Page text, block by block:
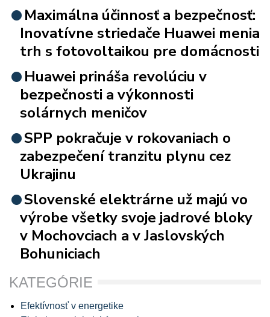
Maximálna účinnosť a bezpečnosť:
Inovatívne striedače Huawei menia
trh s fotovoltaikou pre domácnosti
Huawei prináša revolúciu v
bezpečnosti a výkonnosti
solárnych meničov
SPP pokračuje v rokovaniach o
zabezpečení tranzitu plynu cez
Ukrajinu
Slovenské elektrárne už majú vo
výrobe všetky svoje jadrové bloky
v Mochovciach a v Jaslovských
Bohuniciach
KATEGÓRIE
Efektívnosť v energetike